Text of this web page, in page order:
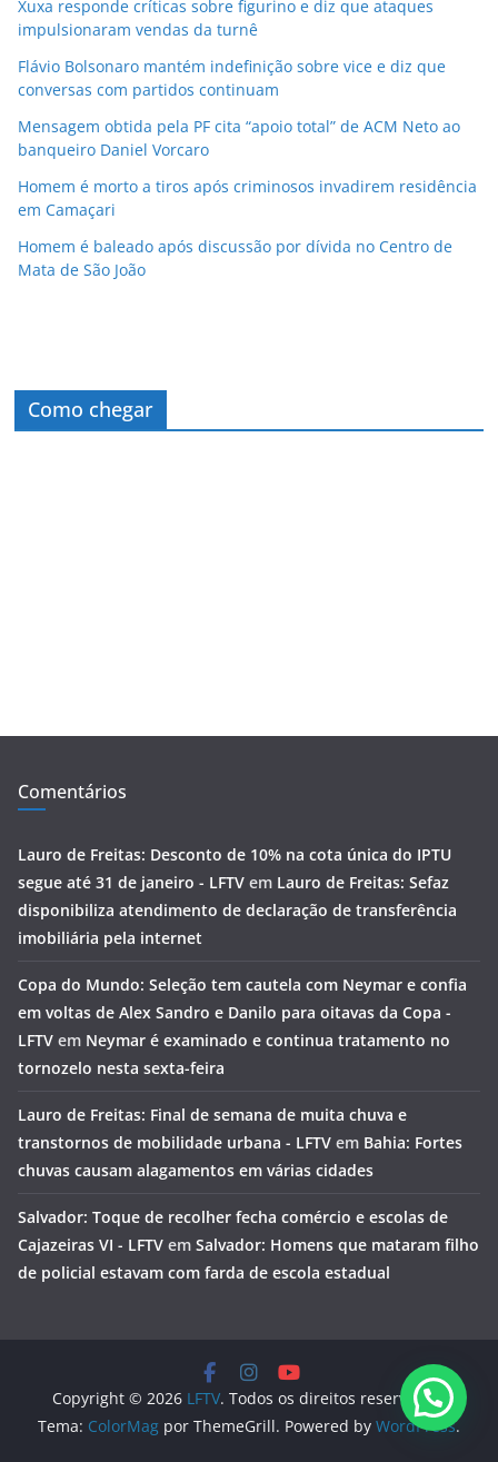
Xuxa responde críticas sobre figurino e diz que ataques
impulsionaram vendas da turnê
Flávio Bolsonaro mantém indefinição sobre vice e diz que
conversas com partidos continuam
Mensagem obtida pela PF cita “apoio total” de ACM Neto ao
banqueiro Daniel Vorcaro
Homem é morto a tiros após criminosos invadirem residência
em Camaçari
Homem é baleado após discussão por dívida no Centro de
Mata de São João
Como chegar
Comentários
Lauro de Freitas: Desconto de 10% na cota única do IPTU
segue até 31 de janeiro - LFTV em Lauro de Freitas: Sefaz
disponibiliza atendimento de declaração de transferência
imobiliária pela internet
Copa do Mundo: Seleção tem cautela com Neymar e confia
em voltas de Alex Sandro e Danilo para oitavas da Copa -
LFTV em Neymar é examinado e continua tratamento no
tornozelo nesta sexta-feira
Lauro de Freitas: Final de semana de muita chuva e
transtornos de mobilidade urbana - LFTV em Bahia: Fortes
chuvas causam alagamentos em várias cidades
Salvador: Toque de recolher fecha comércio e escolas de
Cajazeiras VI - LFTV em Salvador: Homens que mataram filho
de policial estavam com farda de escola estadual
Copyright © 2026 LFTV. Todos os direitos reservados.
Tema: ColorMag por ThemeGrill. Powered by WordPress.